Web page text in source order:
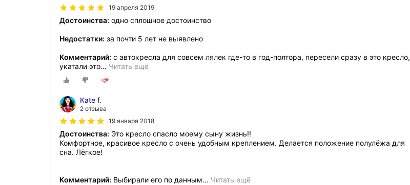
19 апреля 2019
Достоинства: одно сплошное достоинство
Недостатки: за почти 5 лет не выявлено
Комментарий: с автокресла для совсем лялек где-то в год-полтора, пересели сразу в это кресло,
укатали это… Читать ещё
Каtе f.
2 отзыва
19 января 2018
Достоинства: Это кресло спасло моему сыну жизнь!!
Комфортное, красивое кресло с очень удобным креплением. Делается положение полулёжа для
сна. Лёгкое!
Комментарий: Выбирали его по данным… Читать ещё